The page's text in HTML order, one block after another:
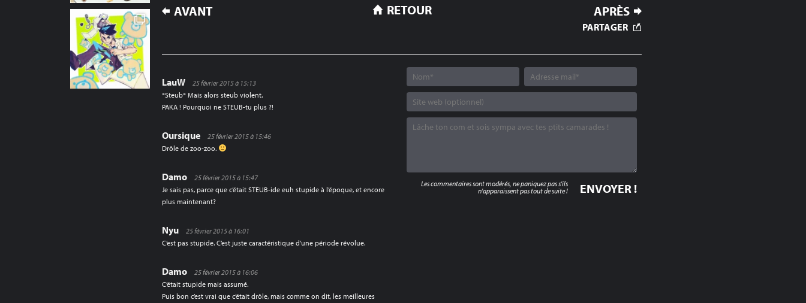
NAVIGATION
AVANT APRÈS
RETOUR
PARTAGER
LauW
25 février 2015 à 15:13
*Steub* Mais alors steub violent.
PAKA ! Pourquoi ne STEUB-tu plus ?!
Oursique
25 février 2015 à 15:46
Drôle de zoo-zoo.
Damo
25 février 2015 à 15:47
Je sais pas, parce que c’était STEUB-ide euh stupide à l’époque, et encore
plus maintenant?
Nyu
25 février 2015 à 16:01
C’est pas stupide. C’est juste caractéristique d’une période révolue.
Damo
25 février 2015 à 16:06
C’était stupide mais assumé.
Puis bon c’est vrai que c’était drôle, mais comme on dit, les meilleures
Les commentaires sont modérés, ne paniquez pas s'ils
n'apparaissent pas tout de suite !